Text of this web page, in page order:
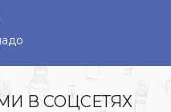
В СОЦСЕТЯХ